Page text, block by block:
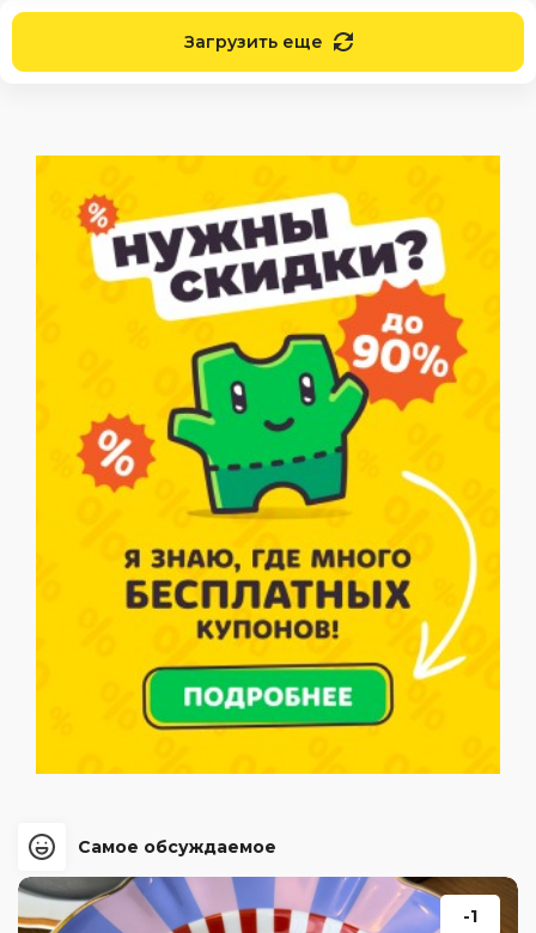
Загрузить еще
Самое обсуждаемое
-1